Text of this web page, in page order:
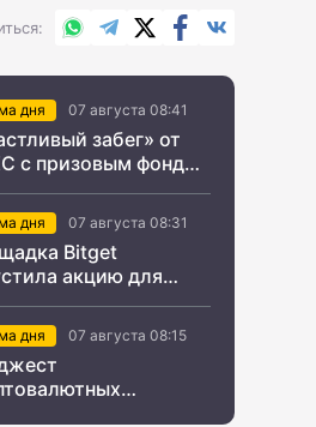
WhatsApp
TelegramX.comFacebook
дня 07 августа 08:41
забег» от
с призовым фондом
дня 07 августа 08:31
Bitget
акцию для
дня 07 августа 08:15